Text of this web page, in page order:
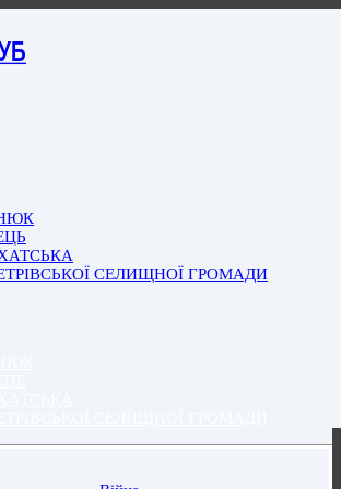
СЕЛИЩНОЇ ГРОМАДИ